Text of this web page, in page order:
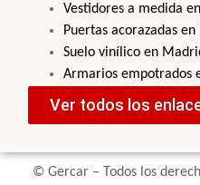
Vestidores a medida
Puertas acorazadas
Suelo vinílico en
Armarios empotrados
Ver todos los
© Gercar – Todos los